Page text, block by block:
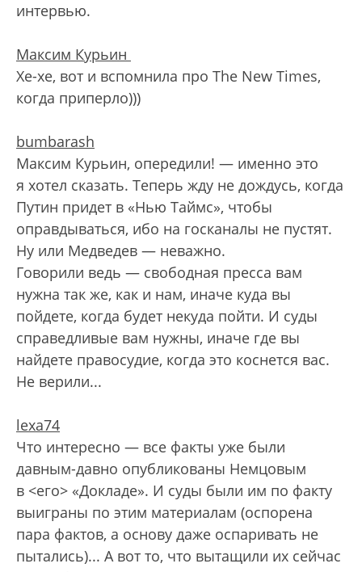
интервью.
Максим Курьин
Хе-хе, вот и вспомнила про The New Times,
когда приперло)))
bumbarash
Максим Курьин, опередили! — именно это
я хотел сказать. Теперь жду не дождусь, когда
Путин придет в «Нью Таймс», чтобы
оправдываться, ибо на госканалы не пустят.
Ну или Медведев — неважно.
Говорили ведь — свободная пресса вам
нужна так же, как и нам, иначе куда вы
пойдете, когда будет некуда пойти. И суды
справедливые вам нужны, иначе где вы
найдете правосудие, когда это коснется вас.
Не верили...
lexa74
Что интересно — все факты уже были
давным-давно опуб­ликованы Немцовым
в <его> «Докладе». И суды были им по факту
выиграны по этим материалам (оспорена
пара фактов, а основу даже оспаривать не
пытались)... А вот то, что вытащили их сейчас